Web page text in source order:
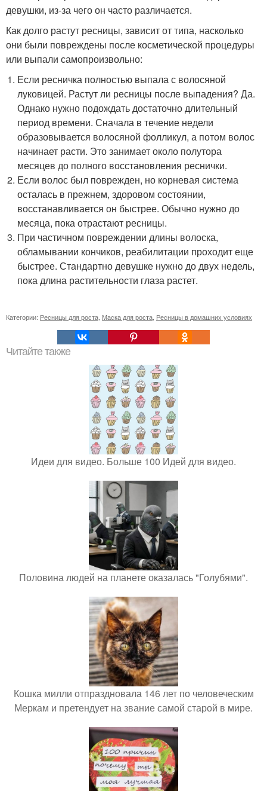
девушки, из-за чего он часто различается.
Как долго растут ресницы, зависит от типа, насколько
они были повреждены после косметической процедуры
или выпали самопроизвольно:
Если ресничка полностью выпала с волосяной
луковицей. Растут ли ресницы после выпадения? Да.
Однако нужно подождать достаточно длительный
период времени. Сначала в течение недели
образовывается волосяной фолликул, а потом волос
начинает расти. Это занимает около полутора
месяцев до полного восстановления реснички.
Если волос был поврежден, но корневая система
осталась в прежнем, здоровом состоянии,
восстанавливается он быстрее. Обычно нужно до
месяца, пока отрастают ресницы.
При частичном повреждении длины волоска,
обламывании кончиков, реабилитации проходит еще
быстрее. Стандартно девушке нужно до двух недель,
пока длина растительности глаза растет.
Категории: Ресницы для роста Маска для роста Ресницы в домашних условиях
Читайте также
Идеи для видео. Больше 100 Идей для видео.
Половина людей на планете оказалась "Голубями".
Кошка милли отпраздновала 146 лет по человеческим
Меркам и претендует на звание самой старой в мире.